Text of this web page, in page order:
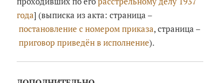
года] (выписка из акта: страница –
постановление с номером приказа, страница –
приговор приведён в исполнение).